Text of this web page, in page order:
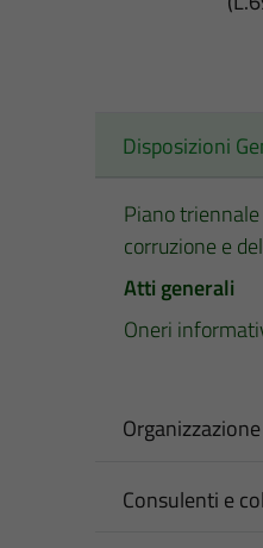
Disposizioni
Piano
corruzione e
Atti generali
Oneri
Organizzazione
Consulenti e